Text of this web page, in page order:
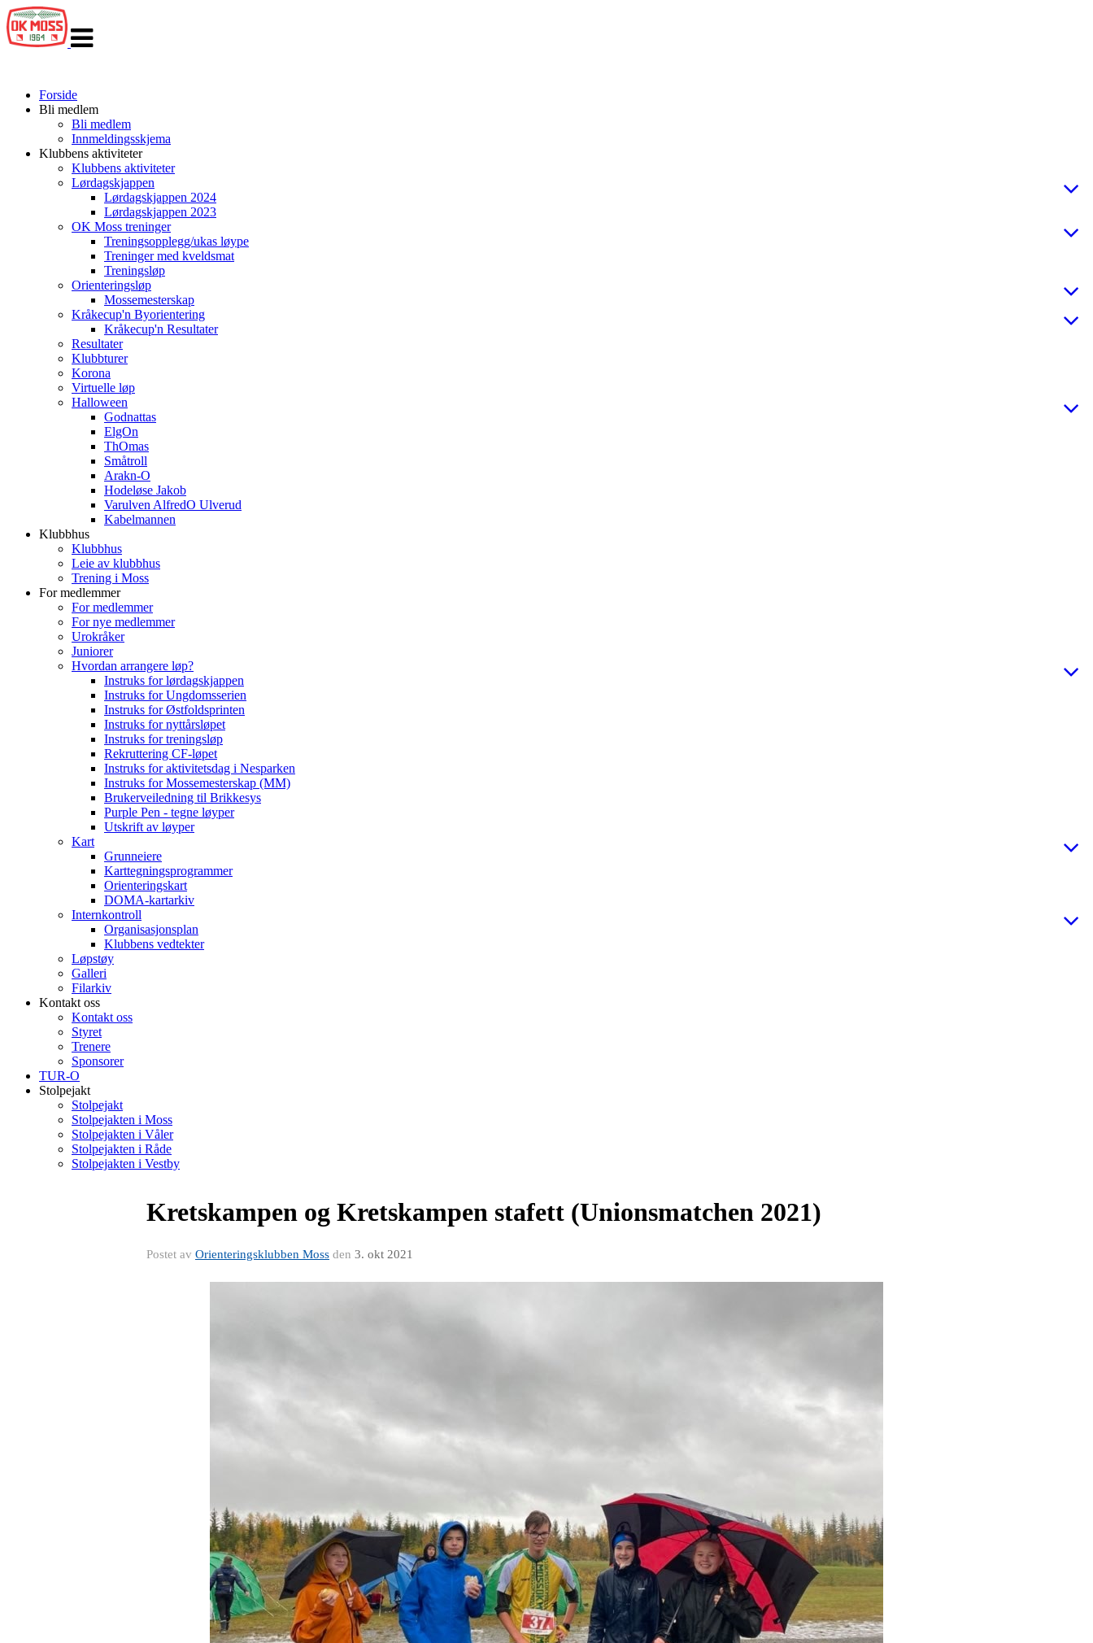
navigasjon
Forside
Bli medlem
Bli medlem
Innmeldingsskjema
Klubbens aktiviteter
Klubbens aktiviteter
Lørdagskjappen
Lørdagskjappen 2024
Lørdagskjappen 2023
OK Moss treninger
Treningsopplegg/ukas løype
Treninger med kveldsmat
Treningsløp
Orienteringsløp
Mossemesterskap
Kråkecup'n Byorientering
Kråkecup'n Resultater
Resultater
Klubbturer
Korona
Virtuelle løp
Halloween
Godnattas
ElgOn
ThOmas
Småtroll
Arakn-O
Hodeløse Jakob
Varulven AlfredO Ulverud
Kabelmannen
Klubbhus
Klubbhus
Leie av klubbhus
Trening i Moss
For medlemmer
For medlemmer
For nye medlemmer
Urokråker
Juniorer
Hvordan arrangere løp?
Instruks for lørdagskjappen
Instruks for Ungdomsserien
Instruks for Østfoldsprinten
Instruks for nyttårsløpet
Instruks for treningsløp
Rekruttering CF-løpet
Instruks for aktivitetsdag i Nesparken
Instruks for Mossemesterskap (MM)
Brukerveiledning til Brikkesys
Purple Pen - tegne løyper
Utskrift av løyper
Kart
Grunneiere
Karttegningsprogrammer
Orienteringskart
DOMA-kartarkiv
Internkontroll
Organisasjonsplan
Klubbens vedtekter
Løpstøy
Galleri
Filarkiv
Kontakt oss
Kontakt oss
Styret
Trenere
Sponsorer
TUR-O
Stolpejakt
Stolpejakt
Stolpejakten i Moss
Stolpejakten i Våler
Stolpejakten i Råde
Stolpejakten i Vestby
Kretskampen og Kretskampen stafett (Unionsmatchen 2021)
Postet av Orienteringsklubben Moss den 3. okt 2021